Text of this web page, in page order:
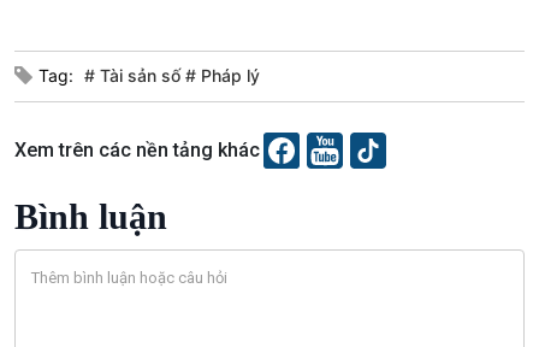
Tag: # Tài sản số # Pháp lý
Xem trên các nền tảng khác
Bình luận